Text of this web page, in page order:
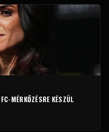
MÉRKŐZÉSRE KÉSZÜL